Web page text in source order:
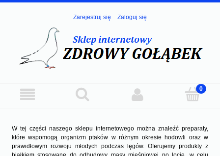
Zarejestruj się Zaloguj się
W tej części naszego sklepu internetowego można znaleźć preparaty,
które wspomogą organizm ptaków w różnym okresie hodowli oraz w
prawidłowym rozwoju młodych podczas lęgów. Oferujemy produkty z